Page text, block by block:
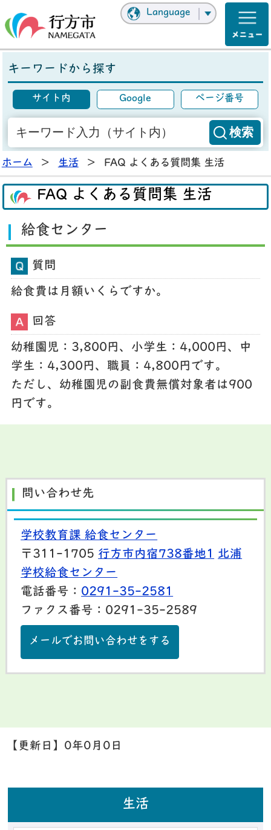
Language
キーワードから探す
サイト内 Google ページ番号
ホーム > 生活 > FAQ よくある質問集 生活
FAQ よくある質問集 生活
給食センター
質問
給食費は月額いくらですか。
回答
幼稚園児：3,800円、小学生：4,000円、中
学生：4,300円、職員：4,800円です。
ただし、幼稚園児の副食費無償対象者は900
円です。
問い合わせ先
学校教育課 給食センター
〒311-1705 行方市内宿738番地1 北浦
学校給食センター
電話番号： 0291-35-2581
ファクス番号：0291-35-2589
メールでお問い合わせをする
【更新日】 0年0月0日
生活